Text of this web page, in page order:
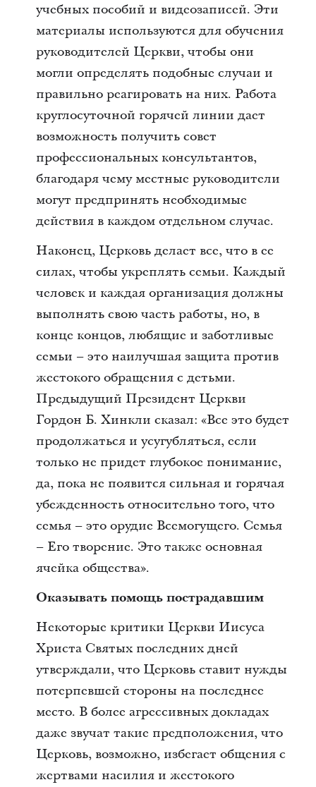
учебных пособий и видеозаписей. Эти
материалы используются для обучения
руководителей Церкви, чтобы они
могли определять подобные случаи и
правильно реагировать на них. Работа
круглосуточной горячей линии дает
возможность получить совет
профессиональных консультантов,
благодаря чему местные руководители
могут предпринять необходимые
действия в каждом отдельном случае.
Наконец, Церковь делает все, что в ее
силах, чтобы укреплять семьи. Каждый
человек и каждая организация должны
выполнять свою часть работы, но, в
конце концов, любящие и заботливые
семьи – это наилучшая защита против
жестокого обращения с детьми.
Предыдущий Президент Церкви
Гордон Б. Хинкли сказал: «Все это будет
продолжаться и усугубляться, если
только не придет глубокое понимание,
да, пока не появится сильная и горячая
убежденность относительно того, что
семья – это орудие Всемогущего. Семья
– Его творение. Это также основная
ячейка общества».
Оказывать помощь пострадавшим
Некоторые критики Церкви Иисуса
Христа Святых последних дней
утверждали, что Церковь ставит нужды
потерпевшей стороны на последнее
место. В более агрессивных докладах
даже звучат такие предположения, что
Церковь, возможно, избегает общения с
жертвами насилия и жестокого